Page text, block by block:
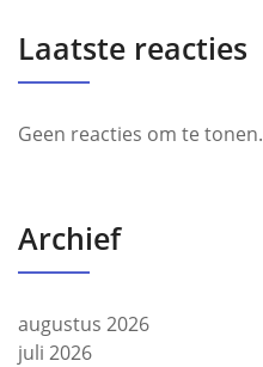
Laatste reacties
Geen reacties om te tonen.
Archief
augustus 2026
juli 2026